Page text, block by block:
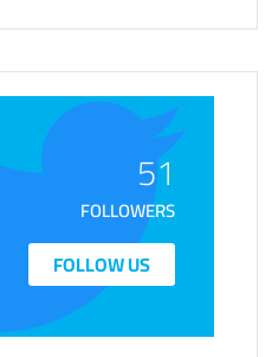
51
FOLLOWERS
FOLLOW US